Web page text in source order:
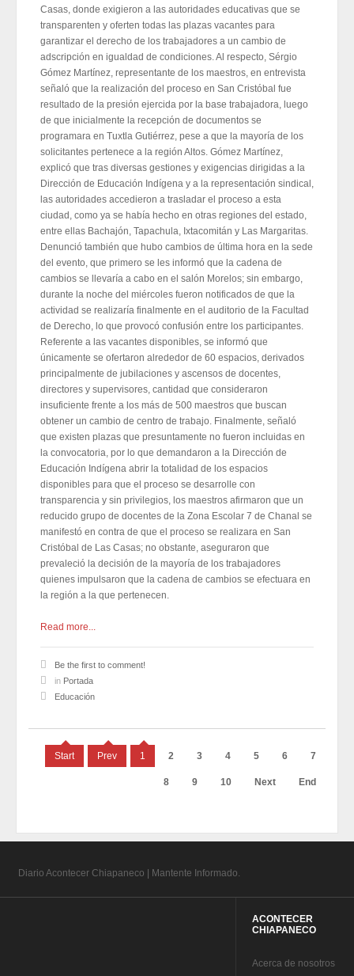
Casas, donde exigieron a las autoridades educativas que se
transparenten y oferten todas las plazas vacantes para
garantizar el derecho de los trabajadores a un cambio de
adscripción en igualdad de condiciones. Al respecto, Sérgio
Gómez Martínez, representante de los maestros, en entrevista
señaló que la realización del proceso en San Cristóbal fue
resultado de la presión ejercida por la base trabajadora, luego
de que inicialmente la recepción de documentos se
programara en Tuxtla Gutiérrez, pese a que la mayoría de los
solicitantes pertenece a la región Altos. Gómez Martínez,
explicó que tras diversas gestiones y exigencias dirigidas a la
Dirección de Educación Indígena y a la representación sindical,
las autoridades accedieron a trasladar el proceso a esta
ciudad, como ya se había hecho en otras regiones del estado,
entre ellas Bachajón, Tapachula, Ixtacomitán y Las Margaritas.
Denunció también que hubo cambios de última hora en la sede
del evento, que primero se les informó que la cadena de
cambios se llevaría a cabo en el salón Morelos; sin embargo,
durante la noche del miércoles fueron notificados de que la
actividad se realizaría finalmente en el auditorio de la Facultad
de Derecho, lo que provocó confusión entre los participantes.
Referente a las vacantes disponibles, se informó que
únicamente se ofertaron alrededor de 60 espacios, derivados
principalmente de jubilaciones y ascensos de docentes,
directores y supervisores, cantidad que consideraron
insuficiente frente a los más de 500 maestros que buscan
obtener un cambio de centro de trabajo. Finalmente, señaló
que existen plazas que presuntamente no fueron incluidas en
la convocatoria, por lo que demandaron a la Dirección de
Educación Indígena abrir la totalidad de los espacios
disponibles para que el proceso se desarrolle con
transparencia y sin privilegios, los maestros afirmaron que un
reducido grupo de docentes de la Zona Escolar 7 de Chanal se
manifestó en contra de que el proceso se realizara en San
Cristóbal de Las Casas; no obstante, aseguraron que
prevaleció la decisión de la mayoría de los trabajadores
quienes impulsaron que la cadena de cambios se efectuara en
la región a la que pertenecen.
Read more...
Be the first to comment!
in Portada
Educación
Start Prev 1 2 3 4 5 6 7
8 9 10 Next End
Diario Acontecer Chiapaneco | Mantente Informado.
ACONTECER
CHIAPANECO
Acerca de nosotros